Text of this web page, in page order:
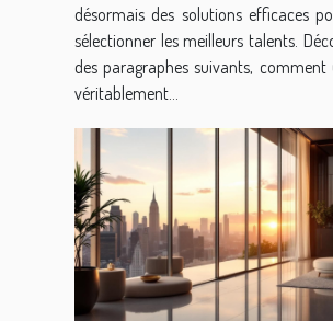
désormais des solutions efficaces
sélectionner les meilleurs talents.
des paragraphes suivants, comment
véritablement...